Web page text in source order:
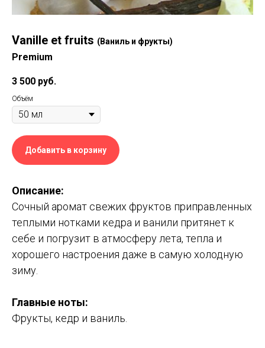
Vanille et fruits (Ваниль и фрукты)
Premium
3 500 руб.
Объём
Добавить в корзину
Описание:
Сочный аромат свежих фруктов приправленных
теплыми нотками кедра и ванили притянет к
себе и погрузит в атмосферу лета, тепла и
хорошего настроения даже в самую холодную
зиму.
Главные ноты:
Фрукты, кедр и ваниль.